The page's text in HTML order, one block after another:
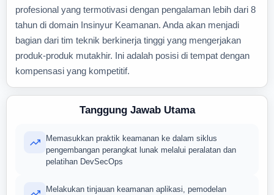
profesional yang termotivasi dengan pengalaman lebih dari 8
tahun di domain Insinyur Keamanan. Anda akan menjadi
bagian dari tim teknik berkinerja tinggi yang mengerjakan
produk-produk mutakhir. Ini adalah posisi di tempat dengan
kompensasi yang kompetitif.
Tanggung Jawab Utama
Memasukkan praktik keamanan ke dalam siklus
pengembangan perangkat lunak melalui peralatan dan
pelatihan DevSecOps
Melakukan tinjauan keamanan aplikasi, pemodelan